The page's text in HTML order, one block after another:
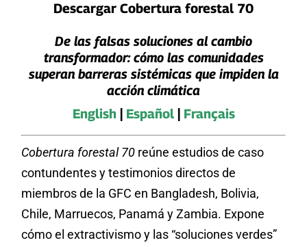
Descargar Cobertura forestal 70
De las falsas soluciones al cambio
transformador: cómo las comunidades
superan barreras sistémicas que impiden la
acción climática
English
Español| Français
Cobertura forestal 70 reúne estudios de caso
contundentes y testimonios directos de
miembros de la GFC en Bangladesh, Bolivia,
Chile, Marruecos, Panamá y Zambia. Expone
cómo el extractivismo y las “soluciones verdes”